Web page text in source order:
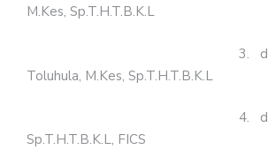
M.Kes, Sp.T.H.T.B.K.L
3. dr. Tanty
Toluhula, M.Kes, Sp.T.H.T.B.K.L
4. dr. Haerul
Sp.T.H.T.B.K.L, FICS